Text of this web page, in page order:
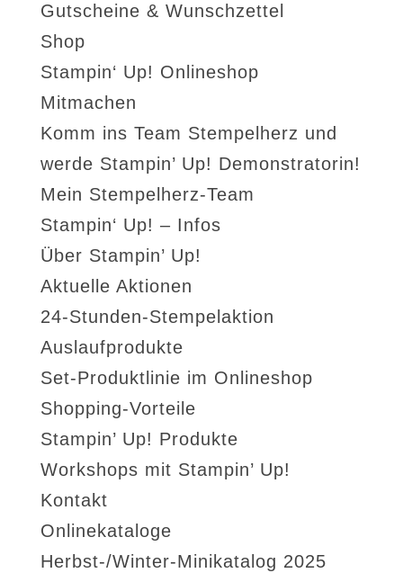
Gutscheine & Wunschzettel
Shop
Stampin‘ Up! Onlineshop
Mitmachen
Komm ins Team Stempelherz und
werde Stampin’ Up! Demonstratorin!
Mein Stempelherz-Team
Stampin‘ Up! – Infos
Über Stampin’ Up!
Aktuelle Aktionen
24-Stunden-Stempelaktion
Auslaufprodukte
Set-Produktlinie im Onlineshop
Shopping-Vorteile
Stampin’ Up! Produkte
Workshops mit Stampin’ Up!
Kontakt
Onlinekataloge
Herbst-/Winter-Minikatalog 2025